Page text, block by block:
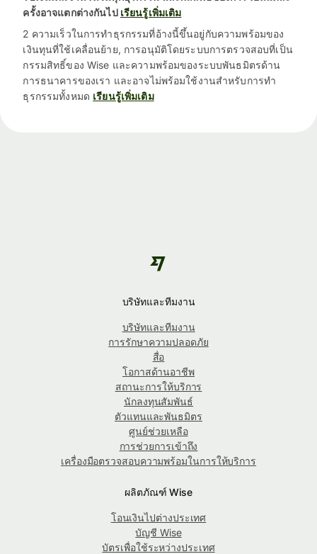
ครั้งอาจแตกต่างกันไป เรียนรู้เพิ่มเติม
2 ความเร็วในการทำธุรกรรมที่อ้างนี้ขึ้นอยู่กับความพร้อมของ
เงินทุนที่ใช้เคลื่อนย้าย, การอนุมัติโดยระบบการตรวจสอบที่เป็น
กรรมสิทธิ์ของ Wise และความพร้อมของระบบพันธมิตรด้าน
การธนาคารของเรา และอาจไม่พร้อมใช้งานสำหรับการทำ
ธุรกรรมทั้งหมด เรียนรู้เพิ่มเติม
บริษัทและทีมงาน
บริษัทและทีมงาน
การรักษาความปลอดภัย
สื่อ
โอกาสด้านอาชีพ
สถานะการให้บริการ
นักลงทุนสัมพันธ์
ตัวแทนและพันธมิตร
ศูนย์ช่วยเหลือ
การช่วยการเข้าถึง
เครื่องมือตรวจสอบความพร้อมในการให้บริการ
ผลิตภัณฑ์ Wise
โอนเงินไปต่างประเทศ
บัญชี Wise
บัตรเพื่อใช้ระหว่างประเทศ